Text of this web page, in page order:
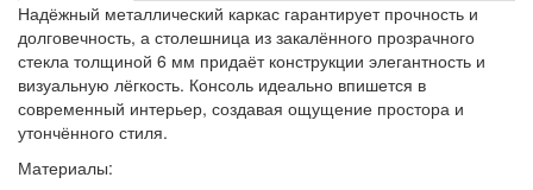
Надёжный металлический каркас гарантирует прочность и
долговечность, а столешница из закалённого прозрачного
стекла толщиной 6 мм придаёт конструкции элегантность и
визуальную лёгкость. Консоль идеально впишется в
современный интерьер, создавая ощущение простора и
утончённого стиля.
Материалы: